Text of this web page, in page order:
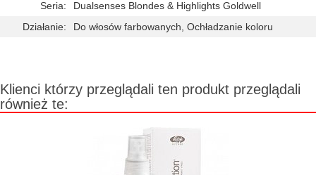
Seria:
Dualsenses Blondes & Highlights Goldwell
Działanie:
Do włosów farbowanych, Ochładzanie koloru
Klienci którzy przeglądali ten produkt przeglądali
również te: